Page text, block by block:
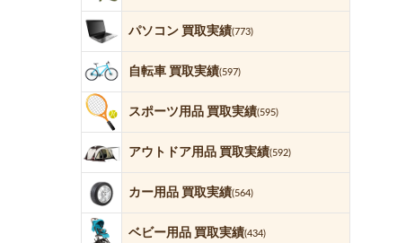
パソコン 買取実績(773)
自転車 買取実績(597)
スポーツ用品 買取実績(595)
アウトドア用品 買取実績(592)
カー用品 買取実績(564)
ベビー用品 買取実績(434)